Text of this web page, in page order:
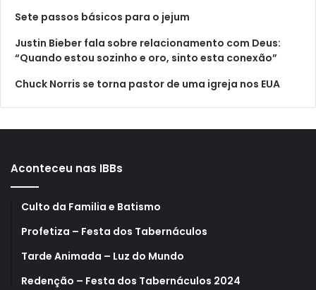
Sete passos básicos para o jejum
Justin Bieber fala sobre relacionamento com Deus:
“Quando estou sozinho e oro, sinto esta conexão”
Chuck Norris se torna pastor de uma igreja nos EUA
Aconteceu nas IBBs
Culto da Familia e Batismo
Profetiza – Festa dos Tabernáculos
Tarde Animada – Luz do Mundo
Redenção – Festa dos Tabernáculos 2024